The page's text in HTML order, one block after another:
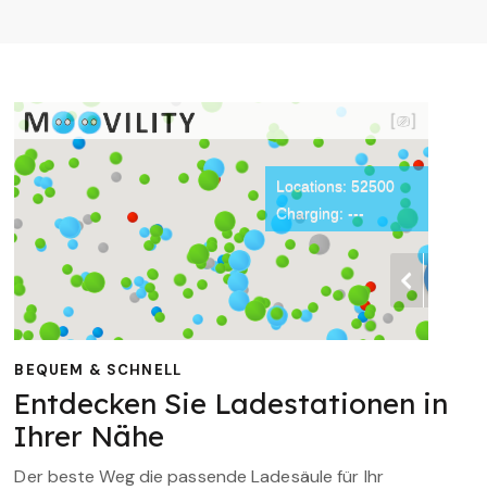
BEQUEM & SCHNELL
Entdecken Sie Ladestationen in
Ihrer Nähe
Der beste Weg die passende Ladesäule für Ihr